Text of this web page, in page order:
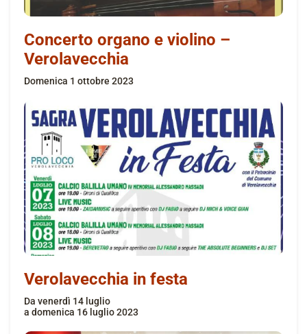
Concerto organo e violino –
Verolavecchia
domenica 1 ottobre 2023
Verolavecchia in festa
da venerdì 14 luglio
a domenica 16 luglio 2023